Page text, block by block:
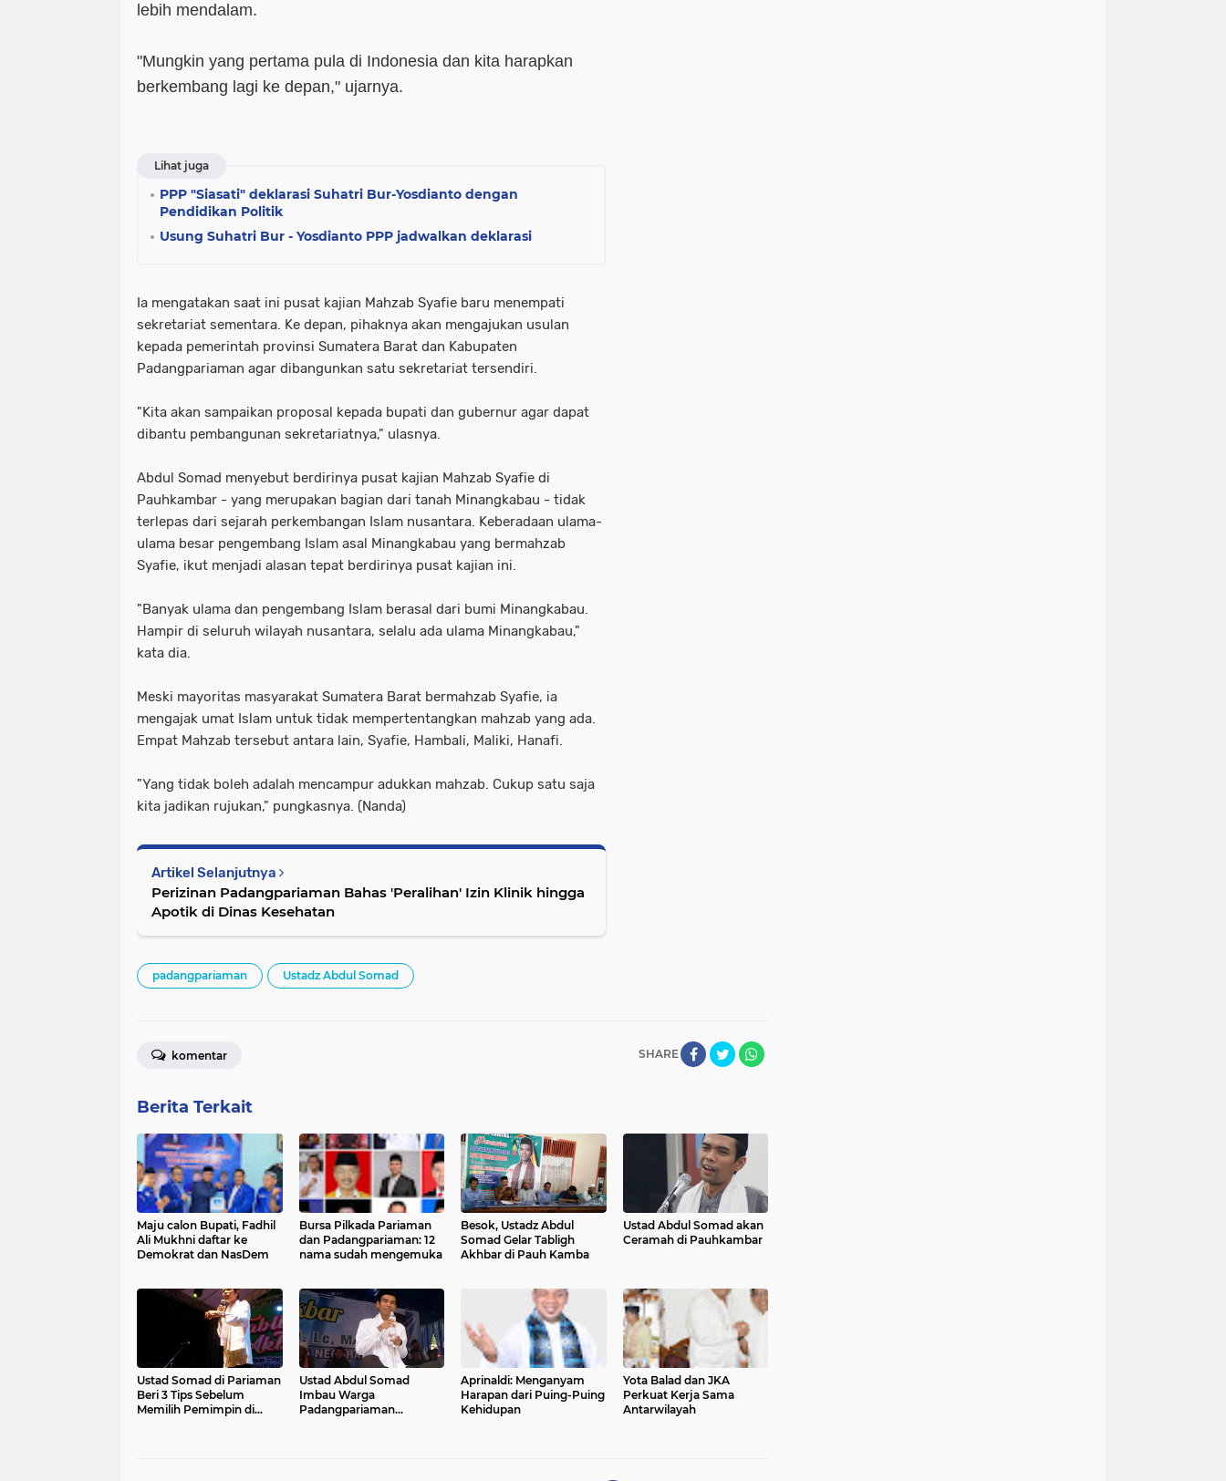
lebih mendalam.
"Mungkin yang pertama pula di Indonesia dan kita harapkan
berkembang lagi ke depan," ujarnya.
Lihat juga
PPP "Siasati" deklarasi Suhatri Bur-Yosdianto dengan
Pendidikan Politik
Usung Suhatri Bur - Yosdianto PPP jadwalkan deklarasi
Ia mengatakan saat ini pusat kajian Mahzab Syafie baru menempati
sekretariat sementara. Ke depan, pihaknya akan mengajukan usulan
kepada pemerintah provinsi Sumatera Barat dan Kabupaten
Padangpariaman agar dibangunkan satu sekretariat tersendiri.
"Kita akan sampaikan proposal kepada bupati dan gubernur agar dapat
dibantu pembangunan sekretariatnya," ulasnya.
Abdul Somad menyebut berdirinya pusat kajian Mahzab Syafie di
Pauhkambar - yang merupakan bagian dari tanah Minangkabau - tidak
terlepas dari sejarah perkembangan Islam nusantara. Keberadaan ulama-
ulama besar pengembang Islam asal Minangkabau yang bermahzab
Syafie, ikut menjadi alasan tepat berdirinya pusat kajian ini.
"Banyak ulama dan pengembang Islam berasal dari bumi Minangkabau.
Hampir di seluruh wilayah nusantara, selalu ada ulama Minangkabau,"
kata dia.
Meski mayoritas masyarakat Sumatera Barat bermahzab Syafie, ia
mengajak umat Islam untuk tidak mempertentangkan mahzab yang ada.
Empat Mahzab tersebut antara lain, Syafie, Hambali, Maliki, Hanafi.
"Yang tidak boleh adalah mencampur adukkan mahzab. Cukup satu saja
kita jadikan rujukan," pungkasnya. (Nanda)
Artikel Selanjutnya
Perizinan Padangpariaman Bahas 'Peralihan' Izin Klinik hingga
Apotik di Dinas Kesehatan
padangpariaman Ustadz Abdul Somad
SHARE
komentar
Berita Terkait
Maju calon Bupati, Fadhil
Ali Mukhni daftar ke
Demokrat dan NasDem
Bursa Pilkada Pariaman
dan Padangpariaman: 12
nama sudah mengemuka
Besok, Ustadz Abdul
Somad Gelar Tabligh
Akhbar di Pauh Kamba
Ustad Abdul Somad akan
Ceramah di Pauhkambar
Ustad Somad di Pariaman
Beri 3 Tips Sebelum
Memilih Pemimpin di
Ustad Abdul Somad
Imbau Warga
Padangpariaman
Aprinaldi: Menganyam
Harapan dari Puing-Puing
Kehidupan
Yota Balad dan JKA
Perkuat Kerja Sama
Antarwilayah